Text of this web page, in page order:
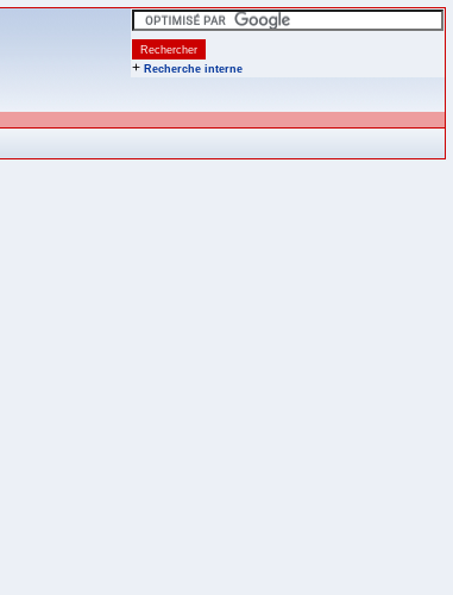
+ Recherche interne